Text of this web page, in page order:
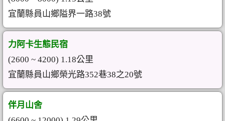
宜蘭縣員山鄉隘界一路38號
力阿卡生態民宿
(2600 ~ 4200) 1.18公里
宜蘭縣員山鄉榮光路352巷38之20號
伴月山舍